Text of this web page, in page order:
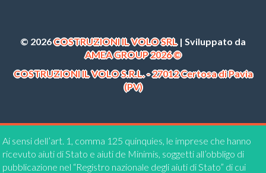
© 2026COSTRUZIONI IL VOLO SRL| Sviluppato da
AMEA GROUP 2026 ©
COSTRUZIONI IL VOLO S.R.L. - 27012 Certosa di Pavia
(PV)
Ai sensi dell’art. 1, comma 125 quinquies, le imprese che hanno
ricevuto aiuti di Stato e aiuti de Minimis, soggetti all’obbligo di
pubblicazione nel “Registro nazionale degli aiuti di Stato” di cui